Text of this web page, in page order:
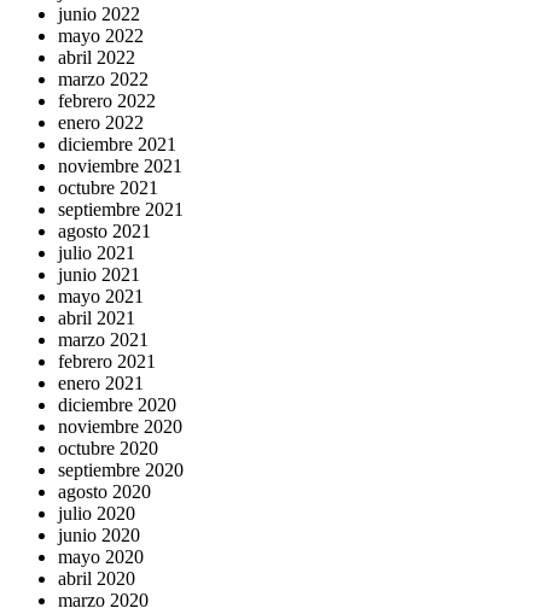
junio 2022
mayo 2022
abril 2022
marzo 2022
febrero 2022
enero 2022
diciembre 2021
noviembre 2021
octubre 2021
septiembre 2021
agosto 2021
julio 2021
junio 2021
mayo 2021
abril 2021
marzo 2021
febrero 2021
enero 2021
diciembre 2020
noviembre 2020
octubre 2020
septiembre 2020
agosto 2020
julio 2020
junio 2020
mayo 2020
abril 2020
marzo 2020